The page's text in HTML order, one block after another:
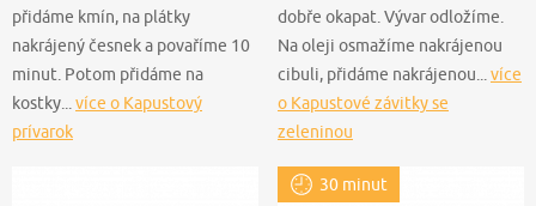
přidáme kmín, na plátky
nakrájený česnek a povaříme 10
minut. Potom přidáme na
kostky... více o Kapustový
prívarok
dobře okapat. Vývar odložíme.
Na oleji osmažíme nakrájenou
cibuli, přidáme nakrájenou... více
o Kapustové závitky se
zeleninou
30 minut